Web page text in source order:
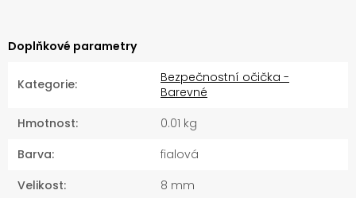
Doplňkové parametry
Kategorie:
Bezpečnostní očička -
Barevné
Hmotnost:
0.01 kg
Barva:
fialová
Velikost: 8 mm